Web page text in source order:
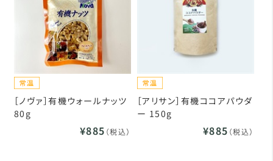
［ノヴァ］有機ウォールナッツ
80g
¥885 （税込）
［アリサン］有機ココアパウダ
ー 150g
¥885 （税込）